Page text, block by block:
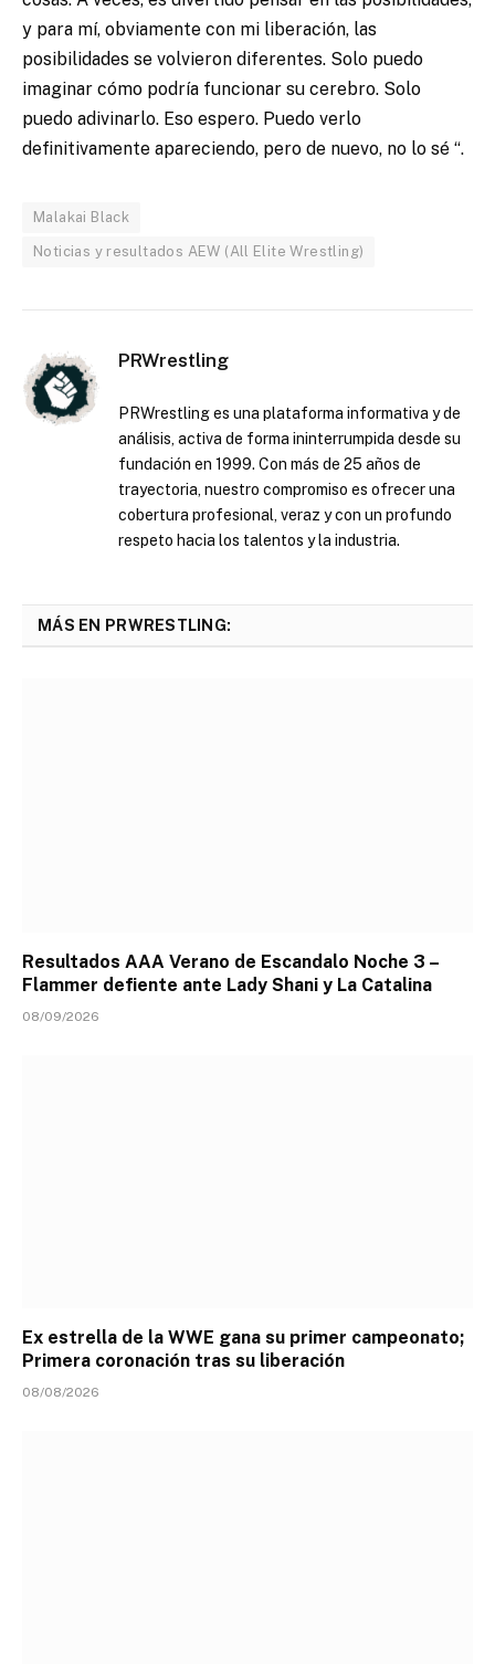
y para mí, obviamente con mi liberación, las
posibilidades se volvieron diferentes. Solo puedo
imaginar cómo podría funcionar su cerebro. Solo
puedo adivinarlo. Eso espero. Puedo verlo
definitivamente apareciendo, pero de nuevo, no lo sé “.
Malakai Black
Noticias y resultados AEW (All Elite Wrestling)
PRWrestling
PRWrestling es una plataforma informativa y de
análisis, activa de forma ininterrumpida desde su
fundación en 1999. Con más de 25 años de
trayectoria, nuestro compromiso es ofrecer una
cobertura profesional, veraz y con un profundo
respeto hacia los talentos y la industria.
MÁS EN PRWRESTLING:
Resultados AAA Verano de Escandalo Noche 3 –
Flammer defiente ante Lady Shani y La Catalina
08/09/2026
Ex estrella de la WWE gana su primer campeonato;
Primera coronación tras su liberación
08/08/2026